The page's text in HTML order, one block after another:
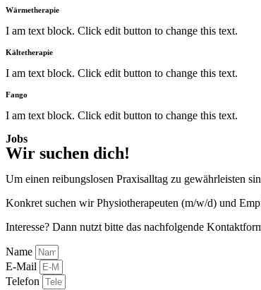
Wärmetherapie
I am text block. Click edit button to change this text.
Kältetherapie
I am text block. Click edit button to change this text.
Fango
I am text block. Click edit button to change this text.
Jobs
Wir suchen dich!
Um einen reibungslosen Praxisalltag zu gewährleisten
Konkret suchen wir Physiotherapeuten (m/w/d) und
Interesse? Dann nutzt bitte das nachfolgende
Name
E-Mail
Telefon